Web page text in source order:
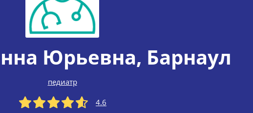
Юрьевна, Барнаул
педиатр
4.6